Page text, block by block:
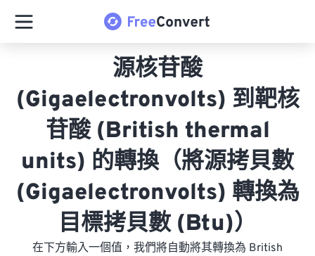
源核苷酸
(Gigaelectronvolts) 到靶核
苷酸 (British thermal
units) 的轉換（將源拷貝數
(Gigaelectronvolts) 轉換為
目標拷貝數 (Btu)）
在下方輸入一個值，我們將自動將其轉換為 British